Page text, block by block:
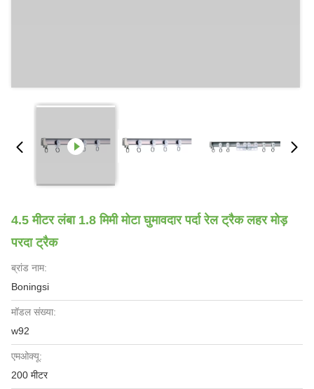
4.5 मीटर लंबा 1.8 मिमी मोटा घुमावदार पर्दा रेल ट्रैक लहर मोड़
परदा ट्रैक
ब्रांड नाम:
Boningsi
मॉडल संख्या:
w92
एमओक्यू:
200 मीटर